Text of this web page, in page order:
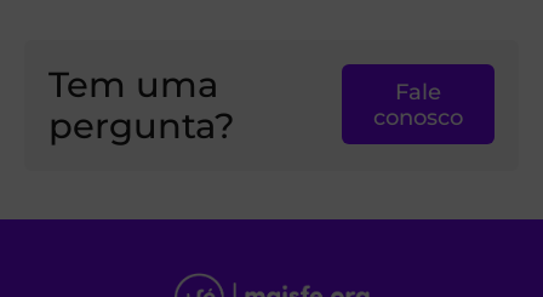
Tem uma
pergunta?
Fale
conosco